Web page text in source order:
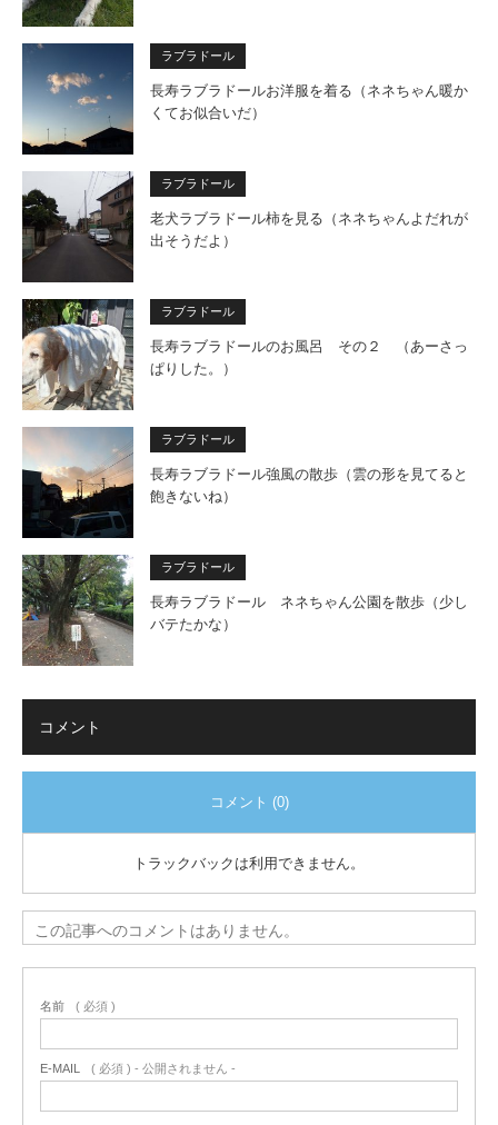
ラブラドール
長寿ラブラドールお洋服を着る（ネネちゃん暖か
くてお似合いだ）
ラブラドール
老犬ラブラドール柿を見る（ネネちゃんよだれが
出そうだよ）
ラブラドール
長寿ラブラドールのお風呂 その２ （あーさっ
ぱりした。）
ラブラドール
長寿ラブラドール強風の散歩（雲の形を見てると
飽きないね）
ラブラドール
長寿ラブラドール ネネちゃん公園を散歩（少し
バテたかな）
コメント
コメント (0)
トラックバックは利用できません。
この記事へのコメントはありません。
名前 ( 必須 )
E-MAIL ( 必須 ) - 公開されません -